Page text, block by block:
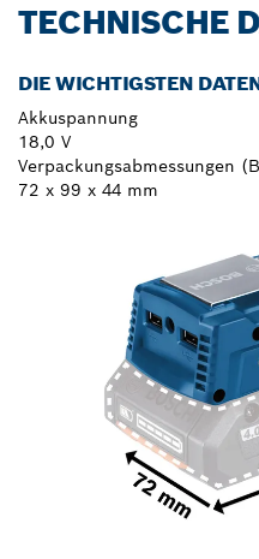
TECHNISCHE
DIE WICHTIGSTEN
Akkuspannung
18,0 V
Verpackungsabmessungen
72 x 99 x 44 mm